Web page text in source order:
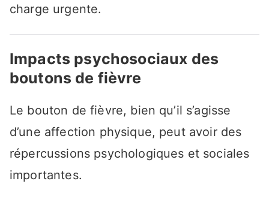
charge urgente.
Impacts psychosociaux des
boutons de fièvre
Le bouton de fièvre, bien qu’il s’agisse
d’une affection physique, peut avoir des
répercussions psychologiques et sociales
importantes.